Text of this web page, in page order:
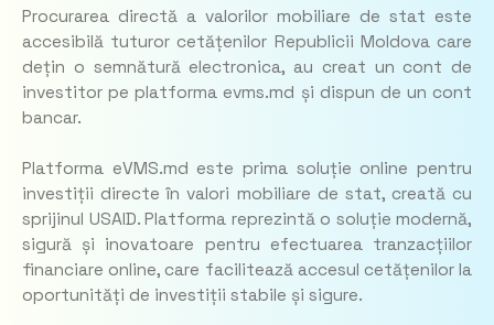
Procurarea directă a valorilor mobiliare de stat este
accesibilă tuturor cetățenilor Republicii Moldova care
dețin o semnătură electronica, au creat un cont de
investitor pe platforma evms.md și dispun de un cont
bancar.
Platforma eVMS.md este prima soluție online pentru
investiții directe în valori mobiliare de stat, creată cu
sprijinul USAID. Platforma reprezintă o soluție modernă,
sigură și inovatoare pentru efectuarea tranzacțiilor
financiare online, care facilitează accesul cetățenilor la
oportunități de investiții stabile și sigure.